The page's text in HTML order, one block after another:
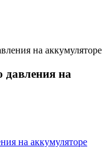
на аккумуляторе
на